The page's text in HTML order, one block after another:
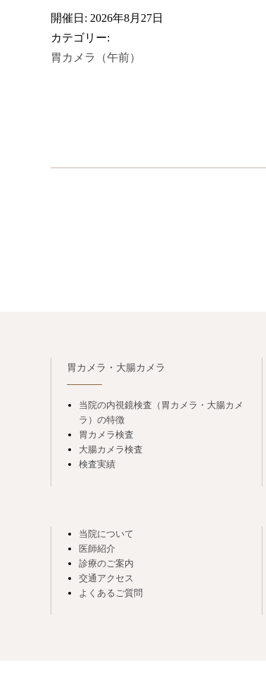
開催日: 2026年8月27日
カテゴリー:
胃カメラ（午前）
胃カメラ・大腸カメラ
当院の内視鏡検査（胃カメラ・大腸カメ
ラ）の特徴
胃カメラ検査
大腸カメラ検査
検査実績
当院について
医師紹介
診療のご案内
交通アクセス
よくあるご質問